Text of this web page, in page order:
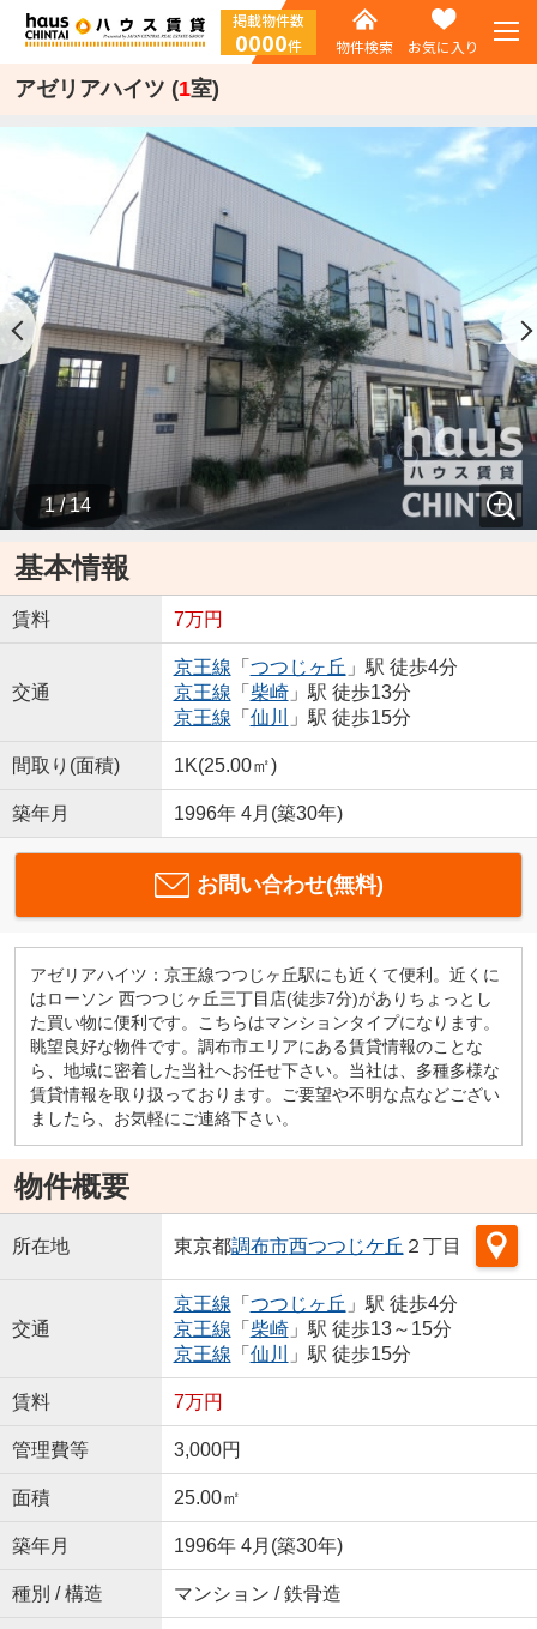
掲載物件数
0000件 物件検索 お気に入り
アゼリアハイツ (1室)
1 / 14
基本情報
賃料 7万円
交通
京王線 「 つつじヶ丘 」駅 徒歩4分
京王線 「 柴崎」駅 徒歩13分
京王線 「 仙川 」駅 徒歩15分
間取り(面積) 1K(25.00㎡)
築年月 1996年 4月(築30年)
お問い合わせ(無料)
アゼリアハイツ：京王線つつじヶ丘駅にも近くて便利。近くに
はローソン 西つつじヶ丘三丁目店(徒歩7分)がありちょっとし
た買い物に便利です。こちらはマンションタイプになります。
眺望良好な物件です。調布市エリアにある賃貸情報のことな
ら、地域に密着した当社へお任せ下さい。当社は、多種多様な
賃貸情報を取り扱っております。ご要望や不明な点などござい
ましたら、お気軽にご連絡下さい。
物件概要
所在地 東京都調布市西つつじケ丘 ２丁目
交通
京王線 「 つつじヶ丘 」駅 徒歩4分
京王線 「 柴崎」駅 徒歩13～15分
京王線 「 仙川 」駅 徒歩15分
賃料 7万円
管理費等 3,000円
面積 25.00㎡
築年月 1996年 4月(築30年)
種別 / 構造 マンション / 鉄骨造